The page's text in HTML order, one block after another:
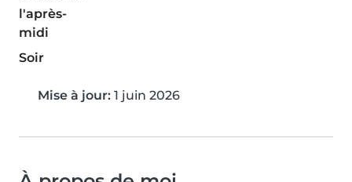
l'après-
midi
Soir
Mise à jour: 1 juin 2026